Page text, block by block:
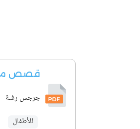
قصص
جرجس رفلة
للأطفال